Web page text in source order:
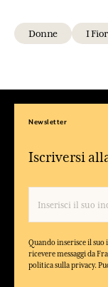
Donne I
Newsletter
Iscriversi
Quando inserisce il suo
ricevere messaggi da
politica sulla privacy.